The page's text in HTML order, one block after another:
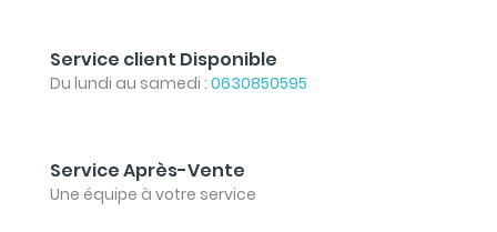
Service client Disponible
Du lundi au samedi : 0630850595
Service Après-Vente
Une équipe à votre service